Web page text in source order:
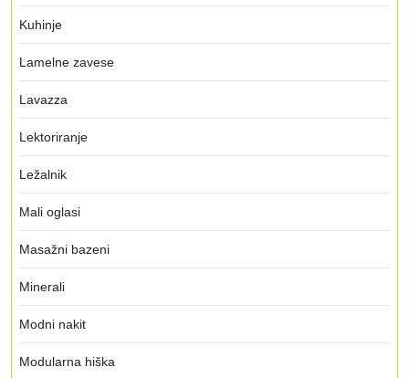
Kuhinje
Lamelne zavese
Lavazza
Lektoriranje
Ležalnik
Mali oglasi
Masažni bazeni
Minerali
Modni nakit
Modularna hiška